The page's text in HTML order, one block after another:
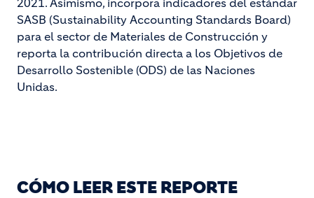
2021. Asimismo, incorpora indicadores del estándar
SASB (Sustainability Accounting Standards Board)
para el sector de Materiales de Construcción y
reporta la contribución directa a los Objetivos de
Desarrollo Sostenible (ODS) de las Naciones
Unidas.
CÓMO LEER ESTE REPORTE